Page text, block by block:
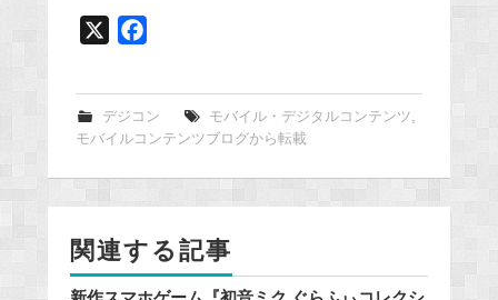
e
b
o
o
デジコン モバイル・デジタルコンテンツ,
モバイルコンテンツブログから転載
関連する記事